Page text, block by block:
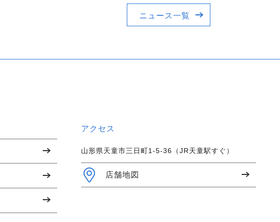
ニュース一覧
アクセス
山形県天童市三日町1-5-36（JR天童駅すぐ）
店舗地図